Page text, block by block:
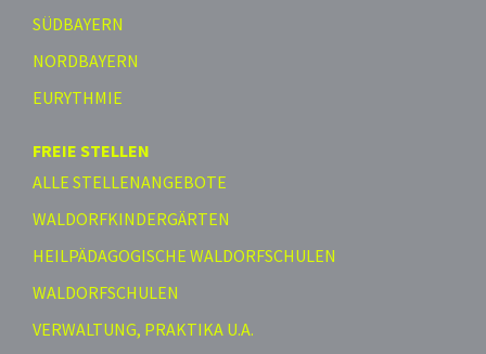
SÜDBAYERN
NORDBAYERN
EURYTHMIE
FREIE STELLEN
ALLE STELLENANGEBOTE
WALDORFKINDERGÄRTEN
HEILPÄDAGOGISCHE WALDORFSCHULEN
WALDORFSCHULEN
VERWALTUNG, PRAKTIKA U.A.